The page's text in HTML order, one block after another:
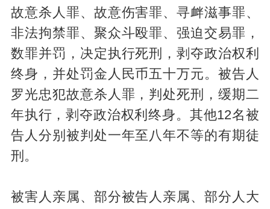
故意杀人罪、故意伤害罪、寻衅滋事罪、
非法拘禁罪、聚众斗殴罪、强迫交易罪，
数罪并罚，决定执行死刑，剥夺政治权利
终身，并处罚金人民币五十万元。被告人
罗光忠犯故意杀人罪，判处死刑，缓期二
年执行，剥夺政治权利终身。其他12名被
告人分别被判处一年至八年不等的有期徒
刑。
被害人亲属、部分被告人亲属、部分人大